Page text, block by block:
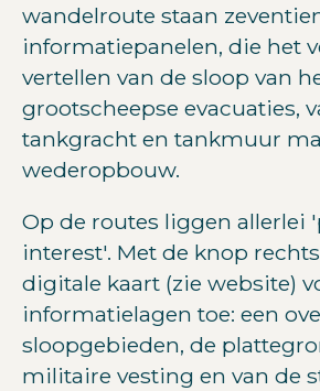
wandelroute staan
informatiepanelen, die het
vertellen van de sloop van
grootscheepse evacuaties,
tankgracht en tankmuur
wederopbouw.
Op de routes liggen allerlei
interest'. Met de knop
digitale kaart (zie website)
informatielagen toe: een
sloopgebieden, de
militaire vesting en van de